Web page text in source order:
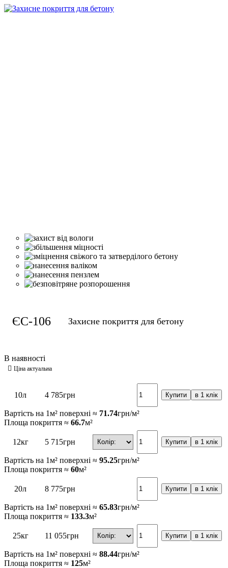
ЄС-106​ Захисне покриття для бетону
10л 4 785грн Купити в 1 клік
Вартість на 1м² поверхні ≈ 71.74грн/м²
Площа покриття ≈ 66.7м²
12кг 5 715грн Купити в 1 клік
Вартість на 1м² поверхні ≈ 95.25грн/м²
Площа покриття ≈ 60м²
20л 8 775грн Купити в 1 клік
Вартість на 1м² поверхні ≈ 65.83грн/м²
Площа покриття ≈ 133.3м²
25кг 11 055грн Купити в 1 клік
Вартість на 1м² поверхні ≈ 88.44грн/м²
Площа покриття ≈ 125м²